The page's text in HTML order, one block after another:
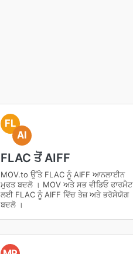
FL
AI
FLAC ਤੋਂ AIFF
MOV.to ਉੱਤੇ FLAC ਨੂੰ AIFF ਆਨਲਾਈਨ
ਮੁਫਤ ਬਦਲੋ । MOV ਅਤੇ ਸਭ ਵੀਡਿਓ ਫਾਰਮੈਟ
ਲਈ FLAC ਨੂੰ AIFF ਵਿੱਚ ਤੇਜ਼ ਅਤੇ ਭਰੋਸੇਯੋਗ
ਬਦਲੋ ।